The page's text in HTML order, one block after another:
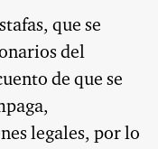
que se
del
de que se
legales, por lo